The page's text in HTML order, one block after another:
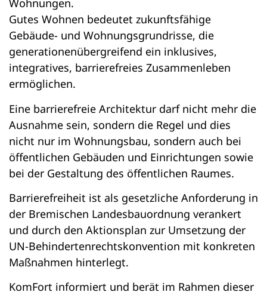
Wohnungen.
Gutes Wohnen bedeutet zukunftsfähige
Gebäude- und Wohnungsgrundrisse, die
generationenübergreifend ein inklusives,
integratives, barrierefreies Zusammenleben
ermöglichen.
Eine barrierefreie Architektur darf nicht mehr die
Ausnahme sein, sondern die Regel und dies
nicht nur im Wohnungsbau, sondern auch bei
öffentlichen Gebäuden und Einrichtungen sowie
bei der Gestaltung des öffentlichen Raumes.
Barrierefreiheit ist als gesetzliche Anforderung in
der Bremischen Landesbauordnung verankert
und durch den Aktionsplan zur Umsetzung der
UN-Behindertenrechtskonvention mit konkreten
Maßnahmen hinterlegt.
KomFort informiert und berät im Rahmen dieser